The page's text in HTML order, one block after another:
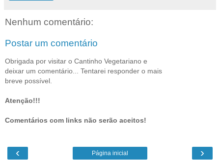
Nenhum comentário:
Postar um comentário
Obrigada por visitar o Cantinho Vegetariano e
deixar um comentário... Tentarei responder o mais
breve possível.
Atenção!!!
Comentários com links não serão aceitos!
‹ ›
Página inicial